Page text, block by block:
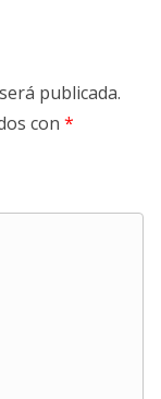
publicada.
con *